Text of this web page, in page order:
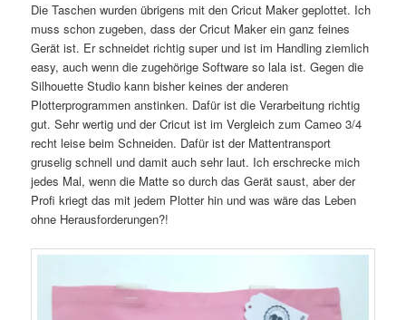
Die Taschen wurden übrigens mit den Cricut Maker geplottet. Ich
muss schon zugeben, dass der Cricut Maker ein ganz feines
Gerät ist. Er schneidet richtig super und ist im Handling ziemlich
easy, auch wenn die zugehörige Software so lala ist. Gegen die
Silhouette Studio kann bisher keines der anderen
Plotterprogrammen anstinken. Dafür ist die Verarbeitung richtig
gut. Sehr wertig und der Cricut ist im Vergleich zum Cameo 3/4
recht leise beim Schneiden. Dafür ist der Mattentransport
gruselig schnell und damit auch sehr laut. Ich erschrecke mich
jedes Mal, wenn die Matte so durch das Gerät saust, aber der
Profi kriegt das mit jedem Plotter hin und was wäre das Leben
ohne Herausforderungen?!